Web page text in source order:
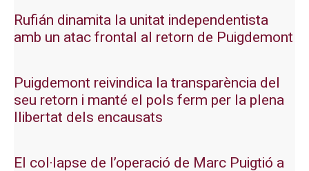
Rufián dinamita la unitat independentista
amb un atac frontal al retorn de Puigdemont
Puigdemont reivindica la transparència del
seu retorn i manté el pols ferm per la plena
llibertat dels encausats
El col·lapse de l’operació de Marc Puigtió a